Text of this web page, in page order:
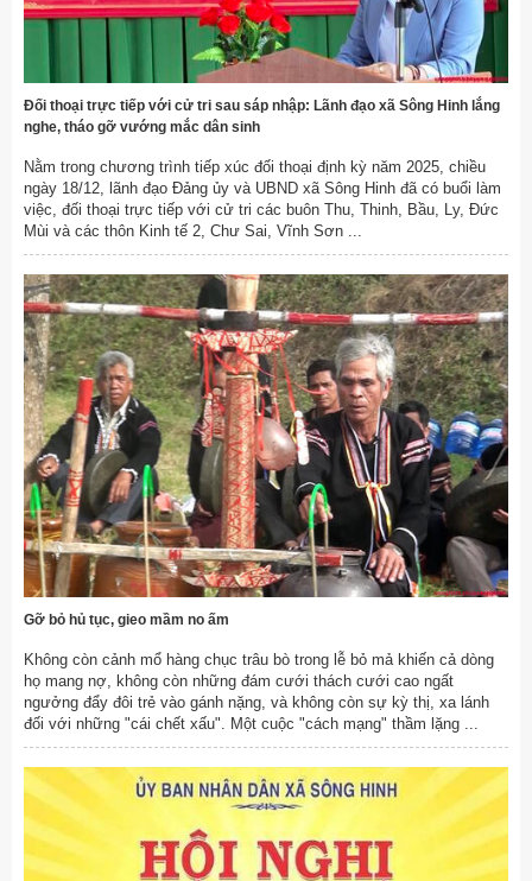
Đối thoại trực tiếp với cử tri sau sáp nhập: Lãnh đạo xã Sông Hinh lắng
nghe, tháo gỡ vướng mắc dân sinh
Nằm trong chương trình tiếp xúc đối thoại định kỳ năm 2025, chiều
ngày 18/12, lãnh đạo Đảng ủy và UBND xã Sông Hinh đã có buổi làm
việc, đối thoại trực tiếp với cử tri các buôn Thu, Thinh, Bầu, Ly, Đức
Mùi và các thôn Kinh tế 2, Chư Sai, Vĩnh Sơn ...
Gỡ bỏ hủ tục, gieo mầm no ấm
Không còn cảnh mổ hàng chục trâu bò trong lễ bỏ mả khiến cả dòng
họ mang nợ, không còn những đám cưới thách cưới cao ngất
ngưởng đẩy đôi trẻ vào gánh nặng, và không còn sự kỳ thị, xa lánh
đối với những "cái chết xấu". Một cuộc "cách mạng" thầm lặng ...